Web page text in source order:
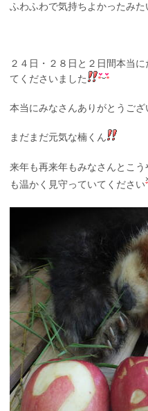
ふわふわで気持ちよかったみた
２４日・２８日と２日間本当
てくださいました
本当にみなさんありがとうござ
まだまだ元気な楠くん
来年も再来年もみなさんとこ
も温かく見守っていてください